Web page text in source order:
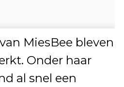
MiesBee bleven
Onder haar
al snel een